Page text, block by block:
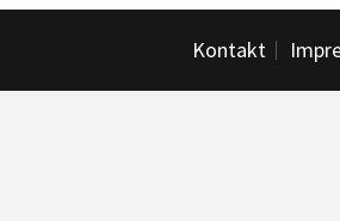
Kontakt